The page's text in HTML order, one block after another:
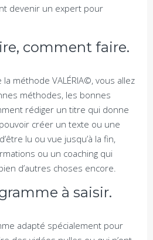
devenir un expert pour
comment faire.
méthode VALÉRIA©, vous allez
méthodes, les bonnes
rédiger un titre qui donne
créer un texte ou une
lu ou vue jusqu’à la fin,
ou un coaching qui
d’autres choses encore.
à saisir.
adapté spécialement pour